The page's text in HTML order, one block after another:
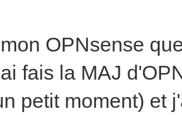
OPNsense
fais la MAJ
petit moment) et